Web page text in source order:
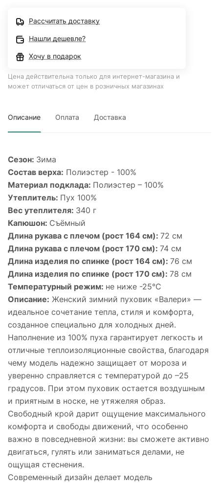
Рассчитать доставку
Нашли дешевле?
Хочу в подарок
Цена действительна только для интернет-магазина и
может отличаться от цен в розничных магазинах
Описание Оплата Доставка
Сезон: Зима
Состав верха: Полиэстер - 100%
Материал подклада: Полиэстер – 100%
Утеплитель: Пух 100%
Вес утеплителя: 340 г
Капюшон: Cъёмный
Длина рукава с плечом (рост 164 см): 72 см
Длина рукава с плечом (рост 170 см): 74 см
Длина изделия по спинке (рост 164 см): 76 см
Длина изделия по спинке (рост 170 см): 78 см
Температурный режим: не ниже -25°С
Описание: Женский зимний пуховик «Валери» —
идеальное сочетание тепла, стиля и комфорта,
созданное специально для холодных дней.
Наполнение из 100% пуха гарантирует легкость и
отличные теплоизоляционные свойства, благодаря
чему модель надежно защищает от мороза и
уверенно справляется с температурой до –25
градусов. При этом пуховик остается воздушным
и приятным в носке, не утяжеляя образ.
Свободный крой дарит ощущение максимального
комфорта и свободы движений, что особенно
важно в повседневной жизни: вы сможете активно
двигаться, гулять или заниматься делами, не
ощущая стеснения.
Современный дизайн делает модель